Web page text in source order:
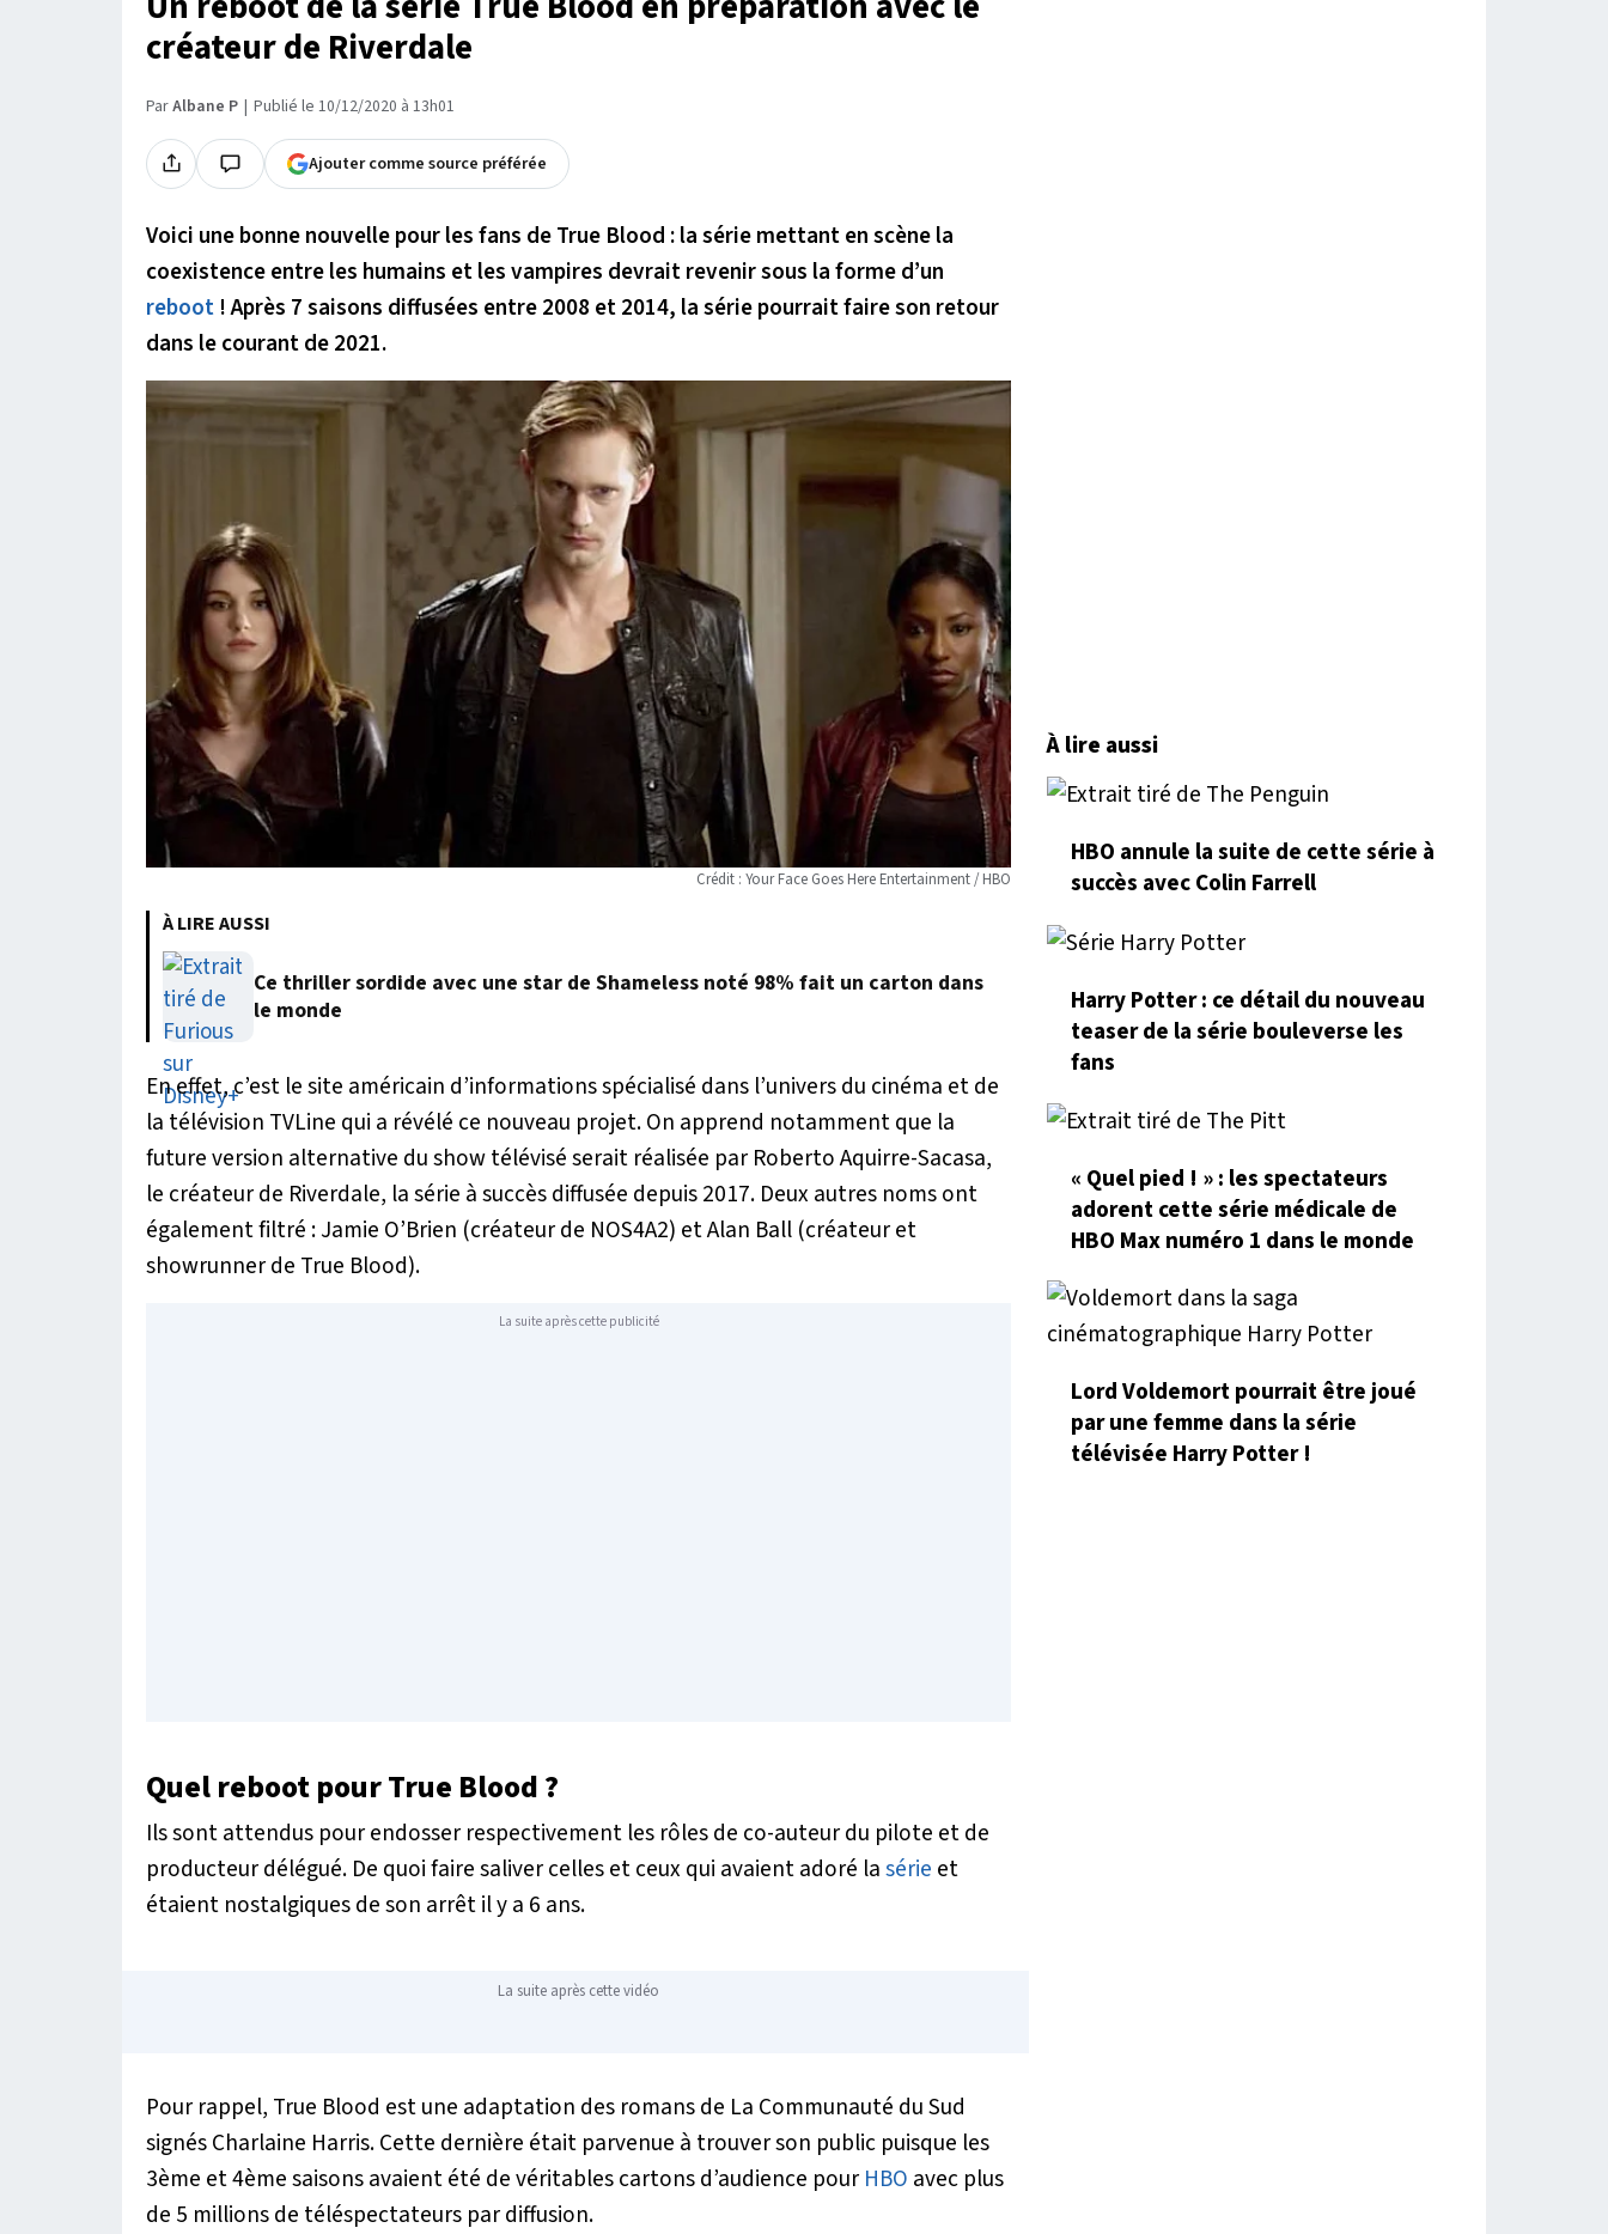
créateur de Riverdale
ParAlbane P Publié le 10/12/2020 à 13h01
Ajouter comme source préférée
Voici une bonne nouvelle pour les fans de True Blood : la série mettant en scène la
coexistence entre les humains et les vampires devrait revenir sous la forme d’un
reboot ! Après 7 saisons diffusées entre 2008 et 2014, la série pourrait faire son retour
dans le courant de 2021.
Crédit : Your Face Goes Here Entertainment / HBO
À LIRE AUSSI
Ce thriller sordide avec une star de Shameless noté 98% fait un carton dans
le monde
En effet, c’est le site américain d’informations spécialisé dans l’univers du cinéma et de
la télévision TVLine qui a révélé ce nouveau projet. On apprend notamment que la
future version alternative du show télévisé serait réalisée par Roberto Aquirre-Sacasa,
le créateur de Riverdale, la série à succès diffusée depuis 2017. Deux autres noms ont
également filtré : Jamie O’Brien (créateur de NOS4A2) et Alan Ball (créateur et
showrunner de True Blood).
La suite après cette publicité
Quel reboot pour True Blood ?
Ils sont attendus pour endosser respectivement les rôles de co-auteur du pilote et de
producteur délégué. De quoi faire saliver celles et ceux qui avaient adoré lasérie et
étaient nostalgiques de son arrêt il y a 6 ans.
La suite après cette vidéo
Pour rappel, True Blood est une adaptation des romans de La Communauté du Sud
signés Charlaine Harris. Cette dernière était parvenue à trouver son public puisque les
3ème et 4ème saisons avaient été de véritables cartons d’audience pour HBO avec plus
de 5 millions de téléspectateurs par diffusion.
À lire aussi
HBO annule la suite de cette série à
succès avec Colin Farrell
Harry Potter : ce détail du nouveau
teaser de la série bouleverse les
fans
« Quel pied ! » : les spectateurs
adorent cette série médicale de
HBO Max numéro 1 dans le monde
Lord Voldemort pourrait être joué
par une femme dans la série
télévisée Harry Potter !